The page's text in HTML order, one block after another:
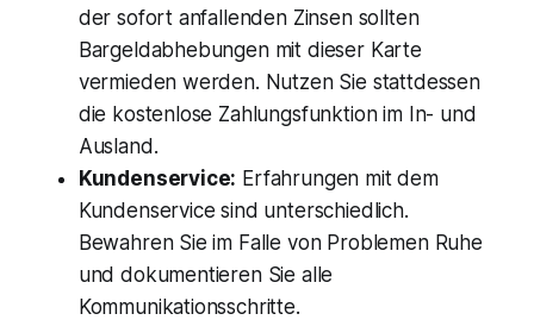
der sofort anfallenden Zinsen sollten
Bargeldabhebungen mit dieser Karte
vermieden werden. Nutzen Sie stattdessen
die kostenlose Zahlungsfunktion im In- und
Ausland.
Kundenservice: Erfahrungen mit dem
Kundenservice sind unterschiedlich.
Bewahren Sie im Falle von Problemen Ruhe
und dokumentieren Sie alle
Kommunikationsschritte.